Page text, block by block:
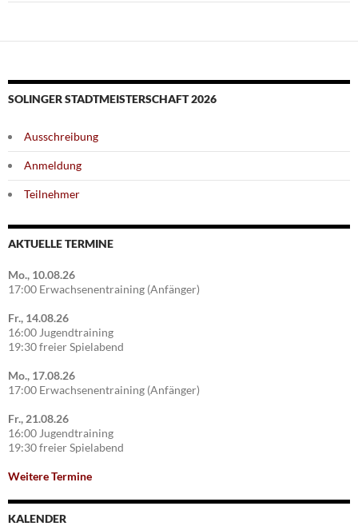
SOLINGER STADTMEISTERSCHAFT 2026
Ausschreibung
Anmeldung
Teilnehmer
AKTUELLE TERMINE
Mo., 10.08.26
17:00 Erwachsenentraining (Anfänger)
Fr., 14.08.26
16:00 Jugendtraining
19:30 freier Spielabend
Mo., 17.08.26
17:00 Erwachsenentraining (Anfänger)
Fr., 21.08.26
16:00 Jugendtraining
19:30 freier Spielabend
Weitere Termine
KALENDER